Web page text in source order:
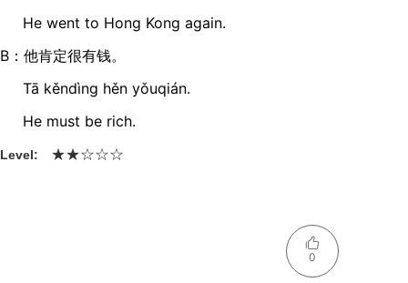
He went to Hong Kong again.
B：他肯定很有钱。
Tā kěndìnɡ hěn yǒuqián.
He must be rich.
Level: ★★☆☆☆
0